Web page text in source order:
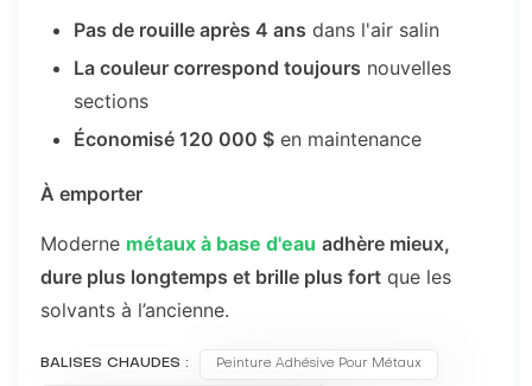
Pas de rouille après 4 ans dans l'air salin
La couleur correspond toujours nouvelles
sections
Économisé 120 000 $en maintenance
À emporter
Moderne métaux à base d'eau adhère mieux,
dure plus longtemps et brille plus fort que les
solvants à l’ancienne.
BALISES CHAUDES : Peinture Adhésive Pour Métaux